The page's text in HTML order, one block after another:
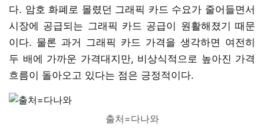
다. 암호 화폐로 몰렸던 그래픽 카드 수요가 줄어들면서
시장에 공급되는 그래픽 카드 공급이 원활해졌기 때문
이다. 물론 과거 그래픽 카드 가격을 생각하면 여전히
두 배에 가까운 가격대지만, 비상식적으로 높아진 가격
흐름이 돌아오고 있다는 점은 긍정적이다.
출처=다나와